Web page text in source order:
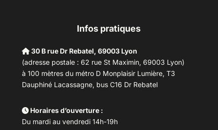
Infos pratiques
30 B rue Dr Rebatel, 69003 Lyon
(adresse postale : 62 rue St Maximin, 69003 Lyon)
à 100 mètres du métro D Monplaisir Lumière, T3
Dauphiné Lacassagne, bus C16 Dr Rebatel
Horaires d’ouverture :
Du mardi au vendredi 14h-19h